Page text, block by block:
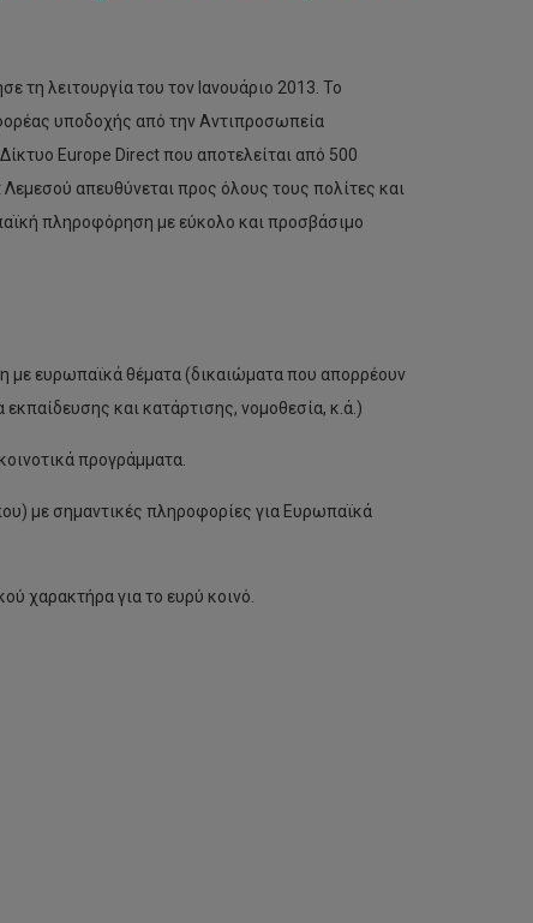
τη λειτουργία του τον Ιανουάριο 2013. Το
υποδοχής από την Αντιπροσωπεία
Europe Direct που αποτελείται από 500
απευθύνεται προς όλους τους πολίτες και
πληροφόρηση με εύκολο και προσβάσιμο
ευρωπαϊκά θέματα (δικαιώματα που απορρέουν
και κατάρτισης, νομοθεσία, κ.ά.)
προγράμματα.
με σημαντικές πληροφορίες για Ευρωπαϊκά
χαρακτήρα για το ευρύ κοινό.